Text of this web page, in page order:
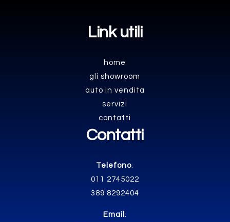
Link utili
home
gli showroom
auto in vendita
servizi
contatti
Contatti
Telefono:
011 2745022
389 8292404
Email :